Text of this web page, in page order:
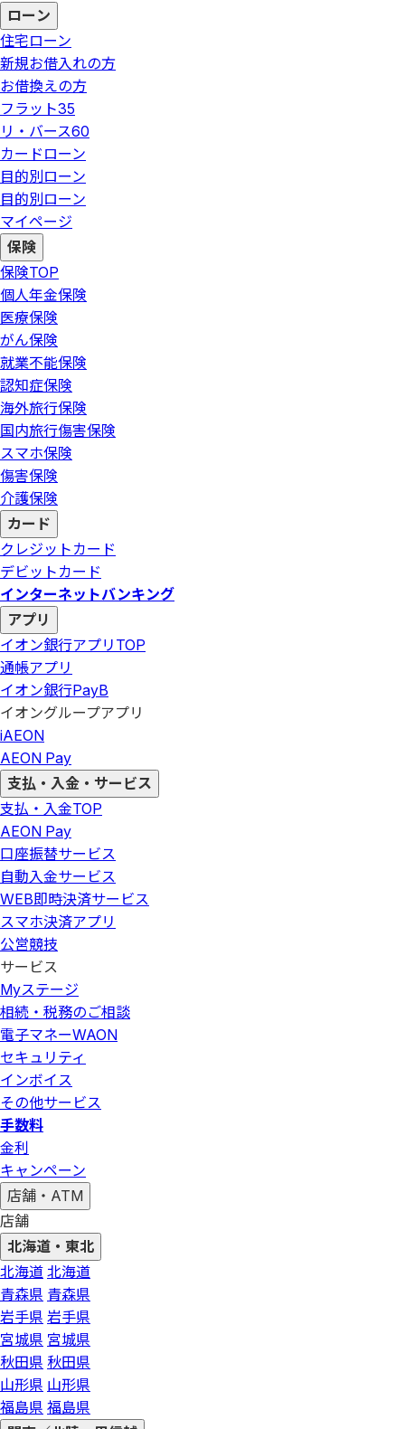
ローン
住宅ローン
新規お借入れの方
お借換えの方
フラット35
リ・バース60
カードローン
目的別ローン
目的別ローン
マイページ
保険
保険TOP
個人年金保険
医療保険
がん保険
就業不能保険
認知症保険
海外旅行保険
国内旅行傷害保険
スマホ保険
傷害保険
介護保険
カード
クレジットカード
デビットカード
インターネットバンキング
アプリ
イオン銀行アプリ TOP
通帳アプリ
イオン銀行PayB
イオングループアプリ
iAEON
AEON Pay
支払・入金・サービス
支払・入金TOP
AEON Pay
口座振替サービス
自動入金サービス
WEB即時決済サービス
スマホ決済アプリ
公営競技
サービス
Myステージ
相続・税務のご相談
電子マネーWAON
セキュリティ
インボイス
その他サービス
手数料
金利
キャンペーン
店舗・ATM
店舗
北海道・東北
北海道 北海道
青森県 青森県
岩手県 岩手県
宮城県 宮城県
秋田県 秋田県
山形県 山形県
福島県 福島県